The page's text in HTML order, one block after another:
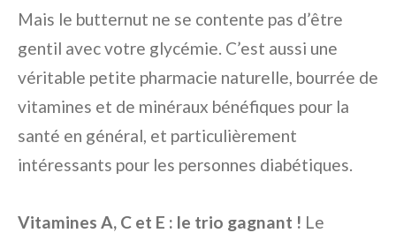
Mais le butternut ne se contente pas d’être
gentil avec votre glycémie. C’est aussi une
véritable petite pharmacie naturelle, bourrée de
vitamines et de minéraux bénéfiques pour la
santé en général, et particulièrement
intéressants pour les personnes diabétiques.
Vitamines A, C et E : le trio gagnant ! Le